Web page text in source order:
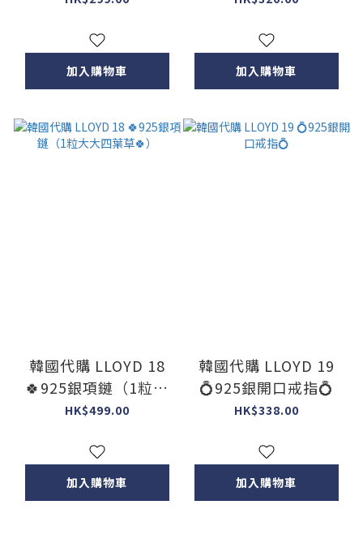
加入購物車 加入購物車
韓國代購 LLOYD 18
🍀925銀項鏈（1粒大
大四葉草🍀）
HK$499.00
加入購物車
韓國代購 LLOYD 19
💍925銀開口戒指💍
HK$338.00
加入購物車